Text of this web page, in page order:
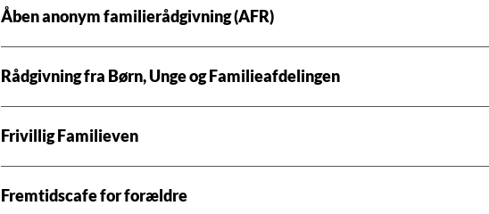
Åben anonym familierådgivning (AFR)
Rådgivning fra Børn, Unge og Familieafdelingen
Frivillig Familieven
Fremtidscafe for forældre